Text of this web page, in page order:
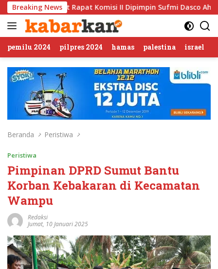
Langsung
ke
konten
Breaking News
Komisi II Dipimpin Sufmi Dasco Ahmad Jalin
pemilu 2024 pilpres 2024 hamas palestina israel
Beranda Peristiwa
Peristiwa
Pimpinan DPRD Sumut Bantu
Korban Kebakaran di Kecamatan
Wampu
Redaksi
Jumat, 10 Januari 2025